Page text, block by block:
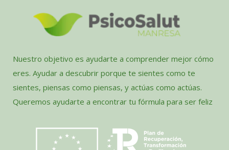
Nuestro objetivo es ayudarte a comprender mejor cómo
eres. Ayudar a descubrir porque te sientes como te
sientes, piensas como piensas, y actúas como actúas.
Queremos ayudarte a encontrar tu fórmula para ser feliz